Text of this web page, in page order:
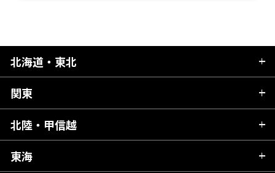
北海道・東北
北海道
青森県
秋田県
関東
茨城県
栃木県
北陸・甲信越
新潟県
東海